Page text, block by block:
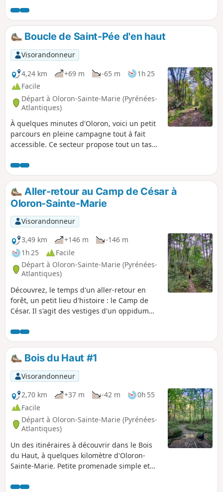
Boucle de Saint-Pée d'en haut
Visorandonneur
4,24 km
+69 m -65 m
1h 25
Facile
Départ à Oloron-Sainte-Marie (Pyrénées-
Atlantiques)
À quelques minutes d'Oloron, voici un petit
parcours en pleine campagne tout à fait
accessible. Ce secteur propose tout un tas
point de départ.
Aller-retour au Camp de César à
Oloron-Sainte-Marie
Visorandonneur
3,49 km
+146 m
-146 m
1h 25
Facile
Départ à Oloron-Sainte-Marie (Pyrénées-
Atlantiques)
Découvrez, le temps d'un aller-retour en
forêt, un petit lieu d'histoire : le Camp de
César. Il s'agit des vestiges d'un oppidum
entourée de fossés servant de refuge et de
lieux de rencontre) perdu en plein cœur de
la forêt du Bois de Pée à 10 min de la ville
d'Oloron-Sainte-Marie.
Bois du Haut #1
Visorandonneur
2,70 km
+37 m -42 m
0h 55
Facile
Départ à Oloron-Sainte-Marie (Pyrénées-
Atlantiques)
Un des itinéraires à découvrir dans le Bois
du Haut, à quelques kilomètre d'Oloron-
Sainte-Marie. Petite promenade simple et
digestive !